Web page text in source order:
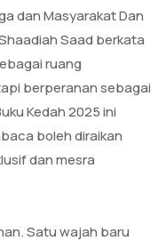
dan Masyarakat Dan
Saad berkata
ruang
berperanan sebagai
Kedah 2025 ini
boleh diraikan
dan mesra
Satu wajah baru